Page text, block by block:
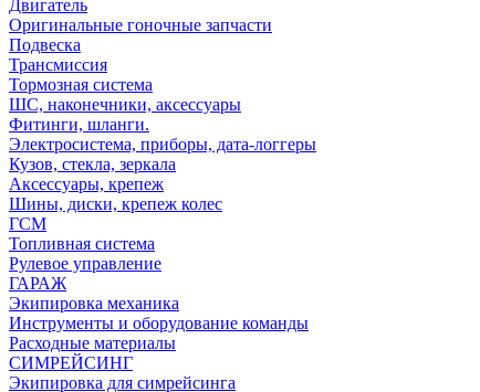
Двигатель
Оригинальные гоночные запчасти
Подвеска
Трансмиссия
Тормозная система
ШС, наконечники, аксессуары
Фитинги, шланги.
Электросистема, приборы, дата-логгеры
Кузов, стекла, зеркала
Аксессуары, крепеж
Шины, диски, крепеж колес
ГСМ
Топливная система
Рулевое управление
ГАРАЖ
Экипировка механика
Инструменты и оборудование команды
Расходные материалы
СИМРЕЙСИНГ
Экипировка для симрейсинга